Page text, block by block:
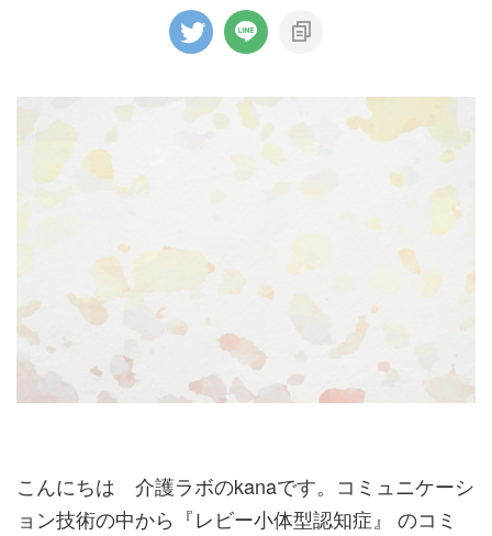
こんにちは 介護ラボのkanaです。コミュニケーシ
ョン技術の中から『レビー小体型認知症』 のコミ